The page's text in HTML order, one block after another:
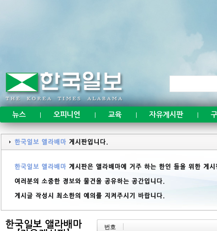
뉴스 오피니언 교육 자유게시판
한국일보 앨라배마
번호